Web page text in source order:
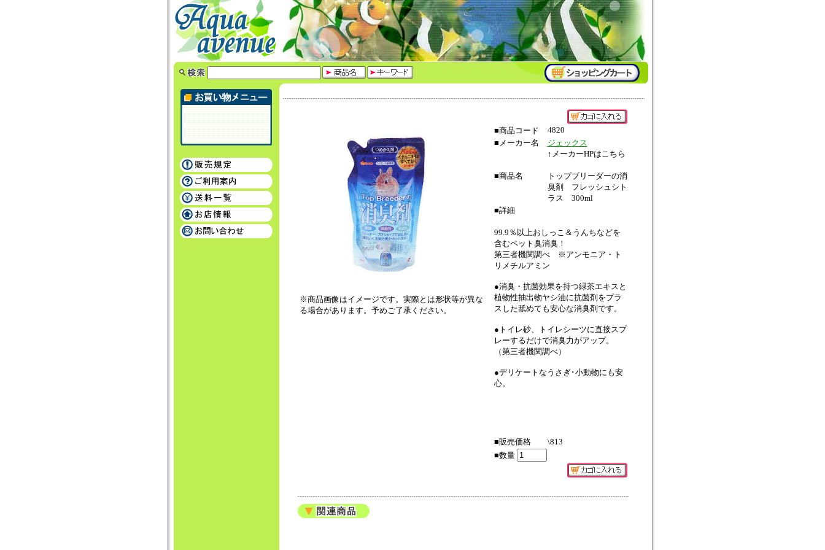
※商品画像はイメージです。実際とは形状等が異な
る場合があります。予めご了承ください。
■商品コード
4820
■メーカー名
ジェックス
↑メーカーHPはこちら
■商品名
トップブリーダーの消
臭剤 フレッシュシト
ラス 300ml
■詳細
99.9％以上おしっこ＆うんちなどを
含むペット臭消臭！
第三者機関調べ ※アンモニア・ト
リメチルアミン
●消臭・抗菌効果を持つ緑茶エキスと
植物性抽出物ヤシ油に抗菌剤をプラ
スした舐めても安心な消臭剤です。
●トイレ砂、トイレシーツに直接スプ
レーするだけで消臭力がアップ。
（第三者機関調べ）
●デリケートなうさぎ･小動物にも安
心。
■販売価格
\813
■数量